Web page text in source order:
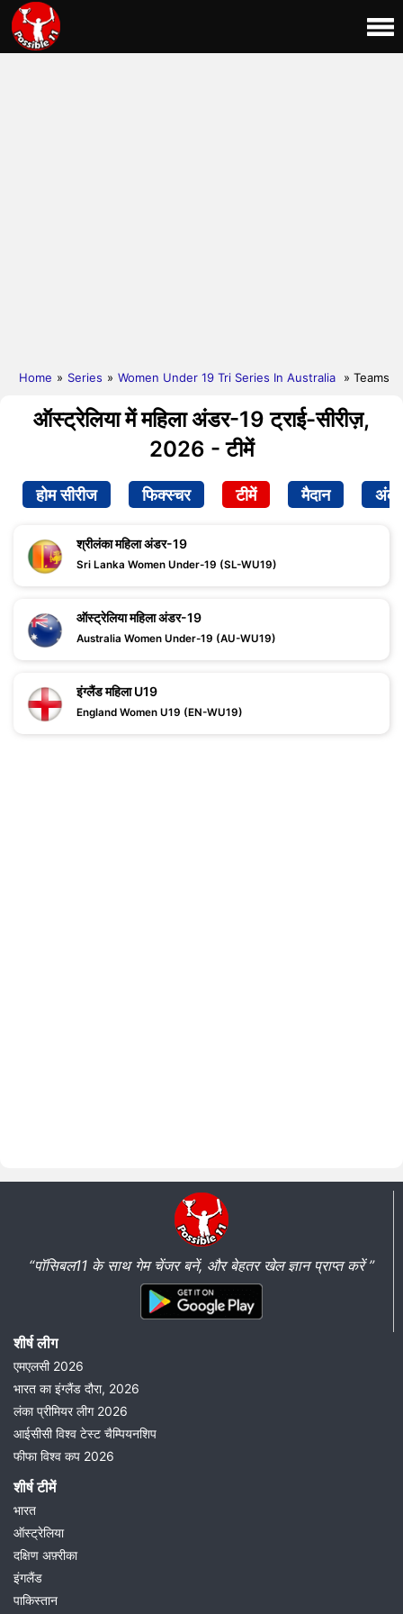
Home » Series » Women Under 19 Tri Series In Australia » Teams
ऑस्ट्रेलिया में महिला अंडर-19 ट्राई-सीरीज़,
2026 - टीमें
होम सीरीज फिक्स्चर टीमें मैदान अंक
श्रीलंका महिला अंडर-19
Sri Lanka Women Under-19 (SL-WU19)
ऑस्ट्रेलिया महिला अंडर-19
Australia Women Under-19 (AU-WU19)
इंग्लैंड महिला U19
England Women U19 (EN-WU19)
“पॉसिबल11 के साथ गेम चेंजर बनें, और बेहतर खेल ज्ञान प्राप्त करें ”
शीर्ष लीग
एमएलसी 2026
भारत का इंग्लैंड दौरा, 2026
लंका प्रीमियर लीग 2026
आईसीसी विश्व टेस्ट चैम्पियनशिप
फीफा विश्व कप 2026
शीर्ष टीमें
भारत
ऑस्ट्रेलिया
दक्षिण अफ़्रीका
इंगलैंड
पाकिस्तान